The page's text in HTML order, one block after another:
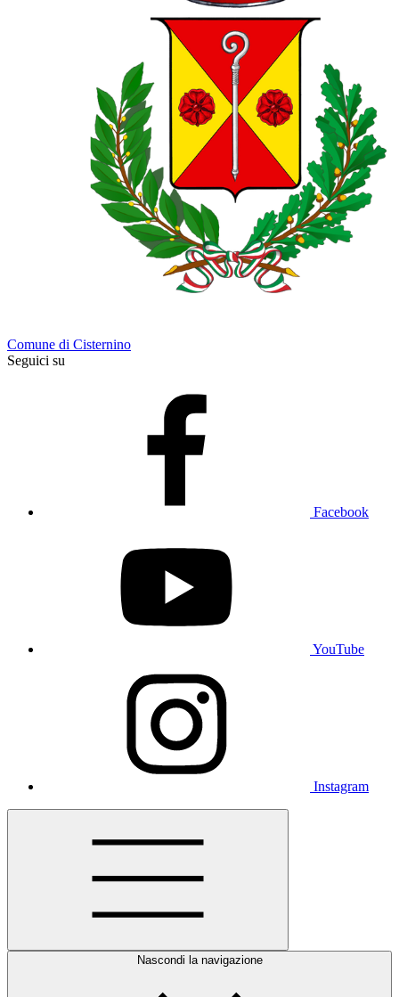
Comune di Cisternino
Seguici su
Facebook
YouTube
Instagram
Nascondi la navigazione